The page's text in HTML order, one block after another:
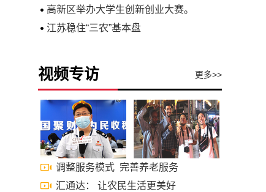
高新区举办大学生创新创业大赛。
江苏稳住“三农”基本盘
视频专访 更多>>
调整服务模式 完善养老服务
汇通达： 让农民生活更美好